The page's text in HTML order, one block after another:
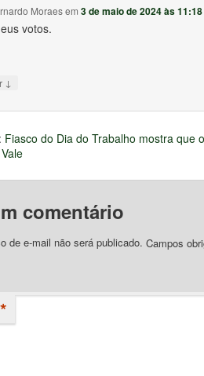
Moraesem3 de maio de 2024 às 11:18
votos.
↓
Fiasco do Dia do Trabalho mostra que
comentário
de e-mail não será publicado. Campos
*